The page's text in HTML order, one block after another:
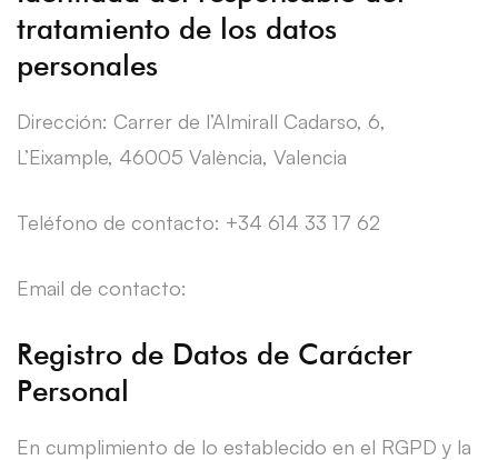
tratamiento de los datos
personales
Dirección: Carrer de l’Almirall Cadarso, 6,
L’Eixample, 46005 València, Valencia
Teléfono de contacto: +34 614 33 17 62
Email de contacto:
Registro de Datos de Carácter
Personal
En cumplimiento de lo establecido en el RGPD y la